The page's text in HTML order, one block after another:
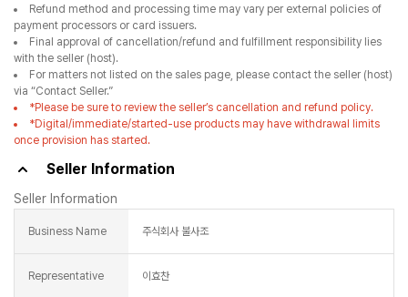
Refund method and processing time may vary per external policies of
payment processors or card issuers.
Final approval of cancellation/refund and fulfillment responsibility lies
with the seller (host).
For matters not listed on the sales page, please contact the seller (host)
via “Contact Seller.”
*Please be sure to review the seller’s cancellation and refund policy.
*Digital/immediate/started-use products may have withdrawal limits
once provision has started.
Seller Information
Seller Information
Business Name 주식회사 불사조
Representative 이효찬